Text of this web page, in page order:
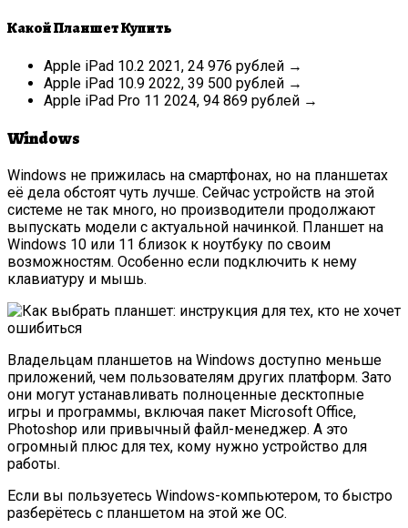
Какой Планшет Купить
Apple iPad 10.2 2021, 24 976 рублей →
Apple iPad 10.9 2022, 39 500 рублей →
Apple iPad Pro 11 2024, 94 869 рублей →
Windows
Windows не прижилась на смартфонах, но на планшетах
её дела обстоят чуть лучше. Сейчас устройств на этой
системе не так много, но производители продолжают
выпускать модели с актуальной начинкой. Планшет на
Windows 10 или 11 близок к ноутбуку по своим
возможностям. Особенно если подключить к нему
клавиатуру и мышь.
Владельцам планшетов на Windows доступно меньше
приложений, чем пользователям других платформ. Зато
они могут устанавливать полноценные десктопные
игры и программы, включая пакет Microsoft Office,
Photoshop или привычный файл-менеджер. А это
огромный плюс для тех, кому нужно устройство для
работы.
Если вы пользуетесь Windows-компьютером, то быстро
разберётесь с планшетом на этой же ОС.